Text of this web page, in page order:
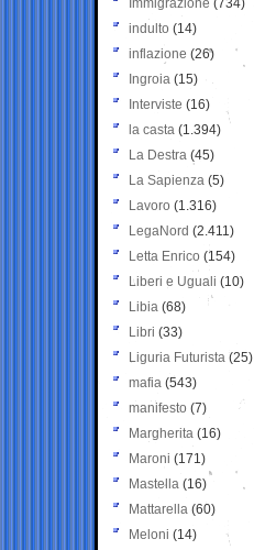
Immigrazione (734)
indulto (14)
inflazione (26)
Ingroia (15)
Interviste (16)
la casta (1.394)
La Destra (45)
La Sapienza (5)
Lavoro (1.316)
LegaNord (2.411)
Letta Enrico (154)
Liberi e Uguali (10)
Libia (68)
Libri (33)
Liguria Futurista (25)
mafia (543)
manifesto (7)
Margherita (16)
Maroni (171)
Mastella (16)
Mattarella (60)
Meloni (14)